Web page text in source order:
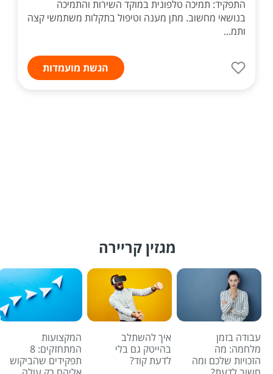
התפקיד: תמיכה טלפונית במוקד השירות והתמיכה
בנושאי מחשוב. מתן מענה וטיפול בתקלות משתמשי קצה
ותמ...
הגשת מועמדות
מגזין קריירה
עבודה בזמן
מלחמה: מה
הזכויות שלכם ומה
איך להשתלב
בהייטק גם בלי
לדעת קוד?
המקצועות
המתחזקים: 8
תפקידים שהביקוש